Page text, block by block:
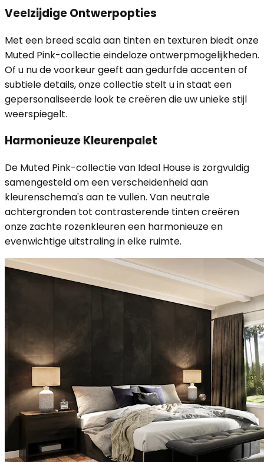
Veelzijdige Ontwerpopties
Met een breed scala aan tinten en texturen biedt onze
Muted Pink-collectie eindeloze ontwerpmogelijkheden.
Of u nu de voorkeur geeft aan gedurfde accenten of
subtiele details, onze collectie stelt u in staat een
gepersonaliseerde look te creëren die uw unieke stijl
weerspiegelt.
Harmonieuze Kleurenpalet
De Muted Pink-collectie van Ideal House is zorgvuldig
samengesteld om een verscheidenheid aan
kleurenschema's aan te vullen. Van neutrale
achtergronden tot contrasterende tinten creëren
onze zachte rozenkleuren een harmonieuze en
evenwichtige uitstraling in elke ruimte.